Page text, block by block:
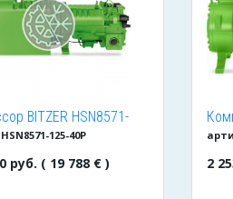
BITZER HSN8571-
125-40P
руб. ( 19 788 € ) 2